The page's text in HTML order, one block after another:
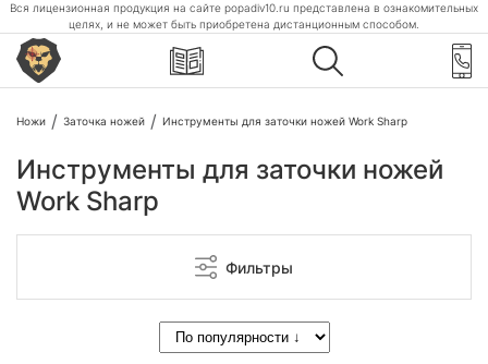
Вся лицензионная продукция на сайте popadiv10.ru представлена в ознакомительных
целях, и не может быть приобретена дистанционным способом.
Ножи Заточка ножей Инструменты для заточки ножей Work Sharp
Инструменты для заточки ножей
Work Sharp
Фильтры